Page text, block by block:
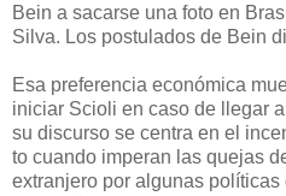
Bein a sa­car­se una fo­to en
Sil­va. Los pos­tu­la­dos de Bein
Esa pre­fe­ren­cia eco­nó­mi­ca
ini­ciar Scio­li en ca­so de lle­gar
su dis­cur­so se cen­tra en el
to cuan­do im­pe­ran las que­jas
ex­tran­je­ro por al­gu­nas